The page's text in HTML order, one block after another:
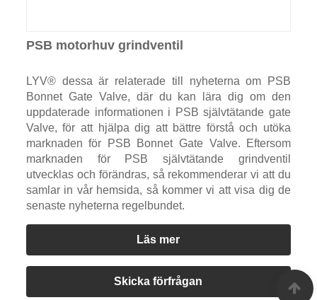
PSB motorhuv grindventil
LYV® dessa är relaterade till nyheterna om PSB
Bonnet Gate Valve, där du kan lära dig om den
uppdaterade informationen i PSB självtätande gate
Valve, för att hjälpa dig att bättre förstå och utöka
marknaden för PSB Bonnet Gate Valve. Eftersom
marknaden för PSB självtätande grindventil
utvecklas och förändras, så rekommenderar vi att du
samlar in vår hemsida, så kommer vi att visa dig de
senaste nyheterna regelbundet.
Läs mer
Skicka förfrågan